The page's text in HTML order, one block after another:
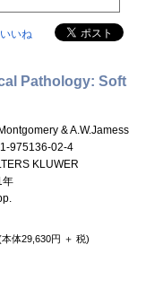
いいね
Pathology: Soft
& A.W.Jamess
1-975136-02-4
KLUWER
年
本体29,630円 ＋ 税)